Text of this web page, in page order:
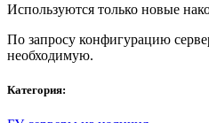
Используются только новые
По запросу конфигурацию
необходимую.
Категория: